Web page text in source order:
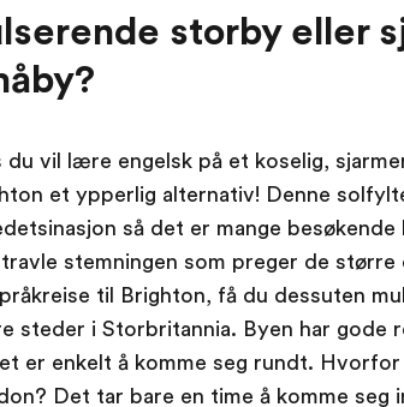
storby eller
du vil lære engelsk på et koselig,
et ypperlig alternativ! Denne
så det er mange
stemningen som preger de
til Brighton, få du dessuten
steder i Storbritannia. Byen har gode
er enkelt å komme seg rundt.
Det tar bare en time å komme seg